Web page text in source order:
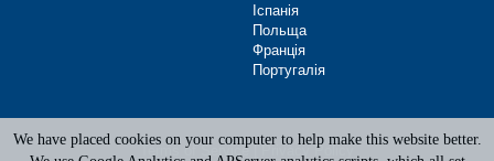
Іспанія
Польща
Франція
Португалія
Terms of Service Privacy Policy
We have placed cookies on your computer to help make this website better.